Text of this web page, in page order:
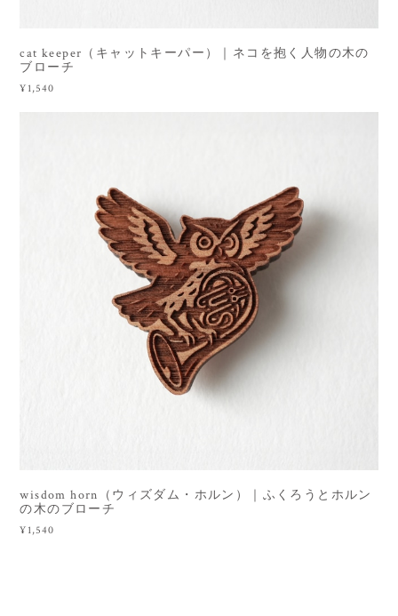
cat keeper（キャットキーパー）｜ネコを抱く人物の木の
ブローチ
¥1,540
wisdom horn（ウィズダム・ホルン）｜ふくろうとホルン
の木のブローチ
¥1,540